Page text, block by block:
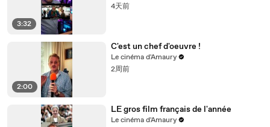
3:32
4天前
2:00
C'est un chef d'oeuvre !
Le cinéma d'Amaury
2周前
LE gros film français de l'année
Le cinéma d'Amaury